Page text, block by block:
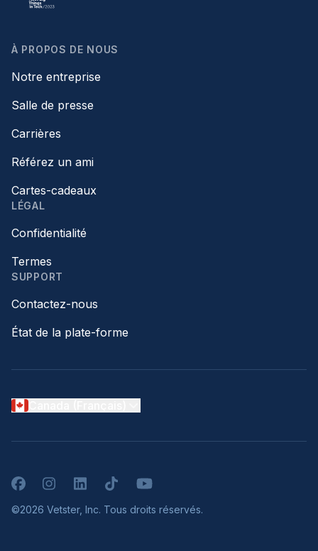
À PROPOS DE NOUS
Notre entreprise
Salle de presse
Carrières
Référez un ami
Cartes-cadeaux
LÉGAL
Confidentialité
Termes
SUPPORT
Contactez-nous
État de la plate-forme
FacebookInstagramLinkedInTikTokYouTube
©2026 Vetster, Inc. Tous droits réservés.